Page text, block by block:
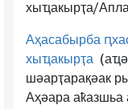
хыҵакырҭа/
Аҳасабырба
хыҵакырҭа
шәарҭарақәак
Аҳәара